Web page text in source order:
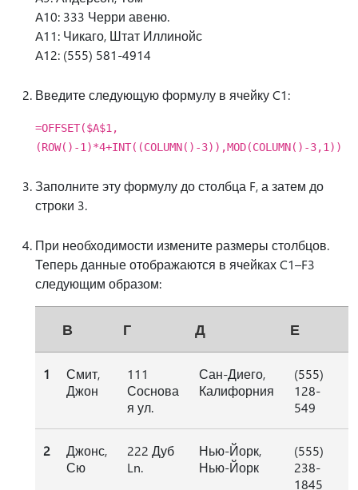
A10: 333 Черри авеню.
A11: Чикаго, Штат Иллинойс
A12: (555) 581-4914
Введите следующую формулу в ячейку C1:
=OFFSET($A$1,
(ROW()-1)*4+INT((COLUMN()-3)),MOD(COLUMN()-3,1))
Заполните эту формулу до столбца F, а затем до
строки 3.
При необходимости измените размеры столбцов.
Теперь данные отображаются в ячейках C1–F3
следующим образом:
В Г Д Е
1
Смит,
Джон
111
Соснова
я ул.
Сан-Диего,
Калифорния
(555)
128-
549
2
Джонс,
Сю
222 Дуб
Ln.
Нью-Йорк,
Нью-Йорк
(555)
238-
1845